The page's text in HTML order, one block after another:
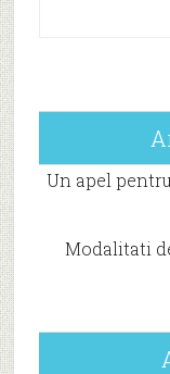
Un apel
Modalitati